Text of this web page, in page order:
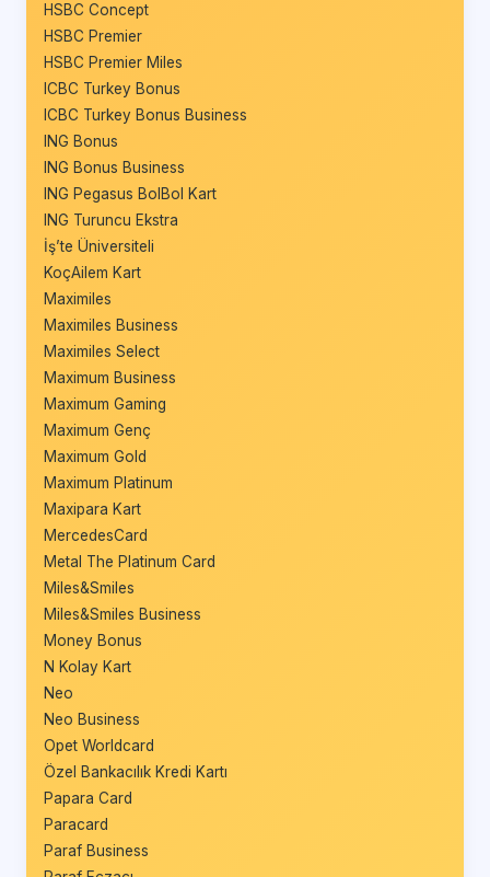
HSBC Concept
HSBC Premier
HSBC Premier Miles
ICBC Turkey Bonus
ICBC Turkey Bonus Business
ING Bonus
ING Bonus Business
ING Pegasus BolBol Kart
ING Turuncu Ekstra
İş’te Üniversiteli
KoçAilem Kart
Maximiles
Maximiles Business
Maximiles Select
Maximum Business
Maximum Gaming
Maximum Genç
Maximum Gold
Maximum Platinum
Maxipara Kart
MercedesCard
Metal The Platinum Card
Miles&Smiles
Miles&Smiles Business
Money Bonus
N Kolay Kart
Neo
Neo Business
Opet Worldcard
Özel Bankacılık Kredi Kartı
Papara Card
Paracard
Paraf Business